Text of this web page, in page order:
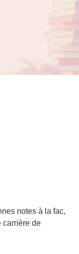
: de bonnes
sain et une carrière
son frère, Kyllian,